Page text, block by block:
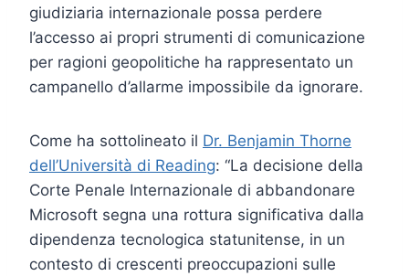
giudiziaria internazionale possa perdere
l’accesso ai propri strumenti di comunicazione
per ragioni geopolitiche ha rappresentato un
campanello d’allarme impossibile da ignorare.
Come ha sottolineato il Dr. Benjamin Thorne
dell’Università di Reading: “La decisione della
Corte Penale Internazionale di abbandonare
Microsoft segna una rottura significativa dalla
dipendenza tecnologica statunitense, in un
contesto di crescenti preoccupazioni sulle